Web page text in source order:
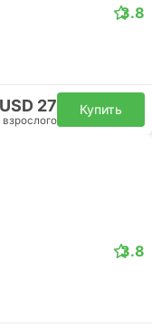
3.8
USD 27
взрослого
Купить
3.8